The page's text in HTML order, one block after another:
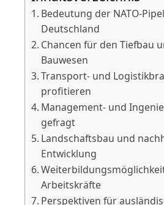
Bedeutung der NATO-
Deutschland
Chancen für den Tiefbau
Bauwesen
Transport- und
profitieren
Management- und
gefragt
Landschaftsbau und
Entwicklung
Arbeitskräfte
Perspektiven für